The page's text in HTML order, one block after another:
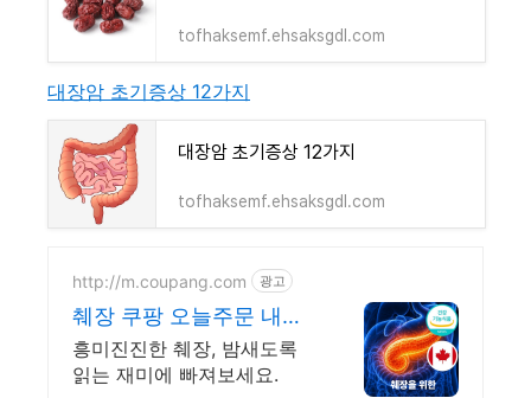
tofhaksemf.ehsaksgdl.com
대장암 초기증상 12가지
대장암 초기증상 12가지
tofhaksemf.ehsaksgdl.com
http://m.coupang.com 광고
췌장 쿠팡 오늘주문 내일
도착 로켓배송
흥미진진한 췌장, 밤새도록
읽는 재미에 빠져보세요.